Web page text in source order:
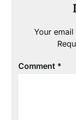
Your
Comment *